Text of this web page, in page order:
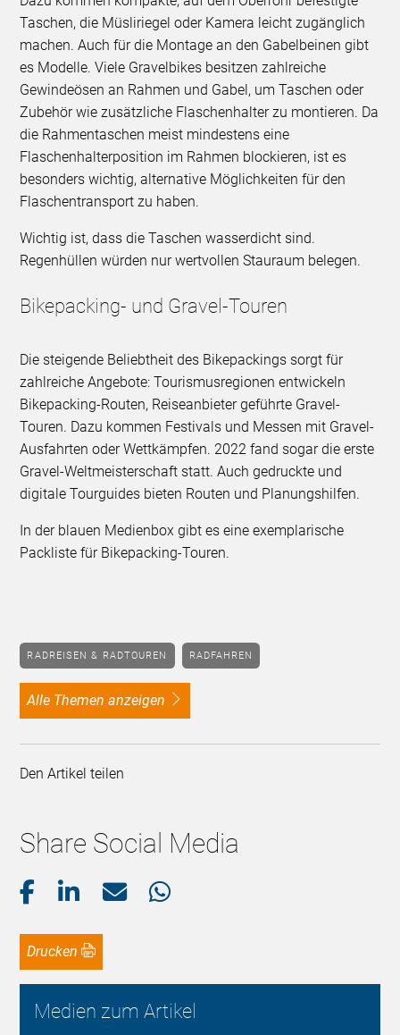
Taschen, die Müsliriegel oder Kamera leicht zugänglich
machen. Auch für die Montage an den Gabelbeinen gibt
es Modelle. Viele Gravelbikes besitzen zahlreiche
Gewindeösen an Rahmen und Gabel, um Taschen oder
Zubehör wie zusätzliche Flaschenhalter zu montieren. Da
die Rahmentaschen meist mindestens eine
Flaschenhalterposition im Rahmen blockieren, ist es
besonders wichtig, alternative Möglichkeiten für den
Flaschentransport zu haben.
Wichtig ist, dass die Taschen wasserdicht sind.
Regenhüllen würden nur wertvollen Stauraum belegen.
Bikepacking- und Gravel-Touren
Die steigende Beliebtheit des Bikepackings sorgt für
zahlreiche Angebote: Tourismusregionen entwickeln
Bikepacking-Routen, Reiseanbieter geführte Gravel-
Touren. Dazu kommen Festivals und Messen mit Gravel-
Ausfahrten oder Wettkämpfen. 2022 fand sogar die erste
Gravel-Weltmeisterschaft statt. Auch gedruckte und
digitale Tourguides bieten Routen und Planungshilfen.
In der blauen Medienbox gibt es eine exemplarische
Packliste für Bikepacking-Touren.
RADREISEN & RADTOUREN RADFAHREN
alle Themen anzeigen
Den Artikel teilen
Share Social Media
Drucken
Medien zum Artikel